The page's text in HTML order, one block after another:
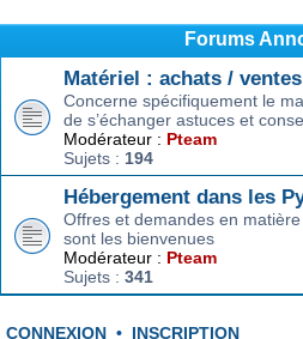
Forums
Matériel : achats /
Concerne spécifiquement le
de s’échanger astuces et
Modérateur : Pteam
Sujets : 194
Hébergement dans les
Offres et demandes en
sont les bienvenues
Modérateur : Pteam
Sujets : 341
CONNEXION • INSCRIPTION